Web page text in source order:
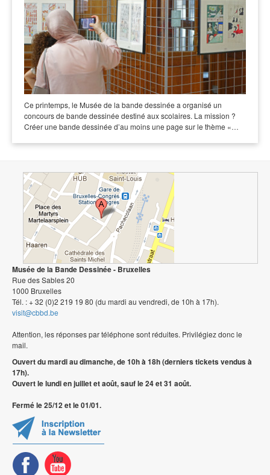
Ce printemps, le Musée de la bande dessinée a organisé un
concours de bande dessinée destiné aux scolaires. La mission ?
Créer une bande dessinée d’au moins une page sur le thème «…
Musée de la Bande Dessinée - Bruxelles
Rue des Sables 20
1000 Bruxelles
Tél. : + 32 (0)2 219 19 80 (du mardi au vendredi, de 10h à 17h).
visit@cbbd.be
Attention, les réponses par téléphone sont réduites. Privilégiez donc le
mail.
Ouvert du mardi au dimanche, de 10h à 18h (derniers tickets vendus à
17h).
Ouvert le lundi en juillet et août, sauf le 24 et 31 août.
Fermé le 25/12 et le 01/01.